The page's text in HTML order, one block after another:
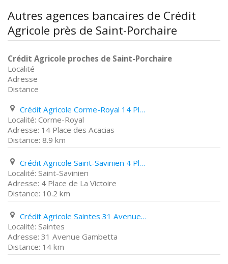
Autres agences bancaires de Crédit
Agricole près de Saint-Porchaire
Crédit Agricole proches de Saint-Porchaire
Localité
Adresse
Distance
Crédit Agricole Corme-Royal 14 Place des Acacias
Corme-Royal
14 Place des Acacias
8.9 km
Crédit Agricole Saint-Savinien 4 Place de La Victoire
Saint-Savinien
4 Place de La Victoire
10.2 km
Crédit Agricole Saintes 31 Avenue Gambetta
Saintes
31 Avenue Gambetta
14 km